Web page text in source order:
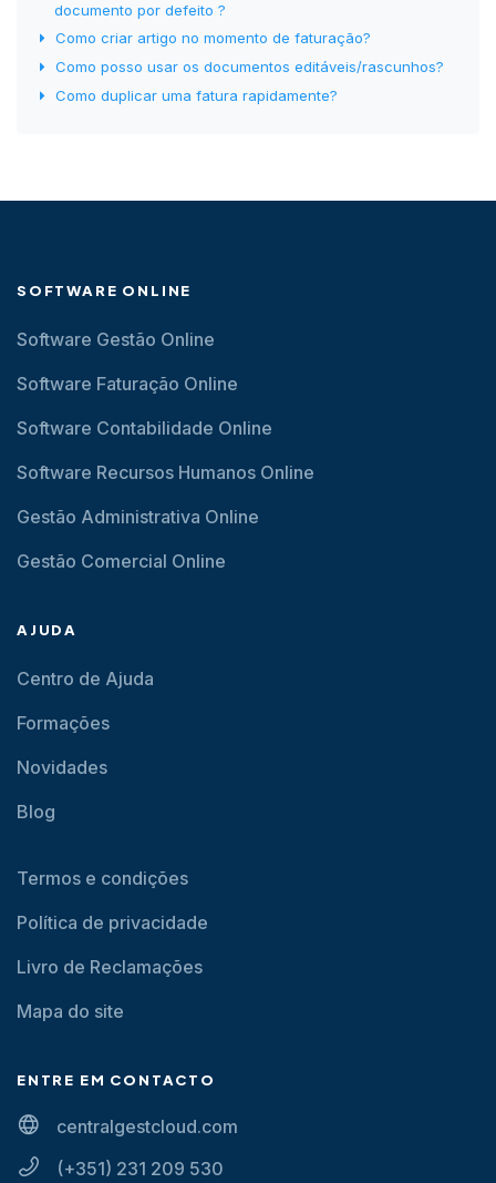
documento por defeito ?
Como criar artigo no momento de faturação?
Como posso usar os documentos editáveis/rascunhos?
Como duplicar uma fatura rapidamente?
SOFTWARE ONLINE
Software Gestão Online
Software Faturação Online
Software Contabilidade Online
Software Recursos Humanos Online
Gestão Administrativa Online
Gestão Comercial Online
AJUDA
Centro de Ajuda
Formações
Novidades
Blog
Termos e condições
Política de privacidade
Livro de Reclamações
Mapa do site
ENTRE EM CONTACTO
centralgestcloud.com
(+351) 231 209 530